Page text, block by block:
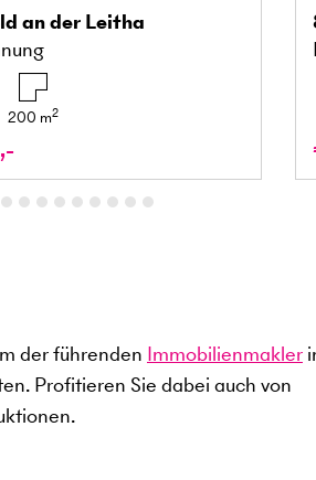
an der Leitha
200 m2
der führenden Immobilienmakler
Profitieren Sie dabei auch von